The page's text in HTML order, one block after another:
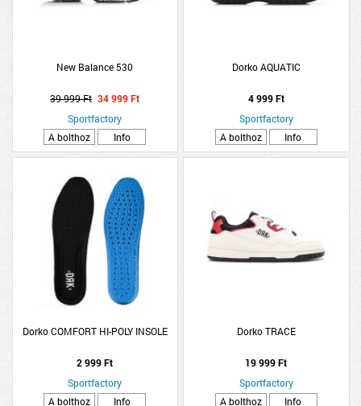
New Balance 530
39 999 Ft 34 999 Ft
Sportfactory
A bolthoz
Info
Dorko AQUATIC
4 999 Ft
Sportfactory
A bolthoz
Info
Dorko COMFORT HI-POLY INSOLE
2 999 Ft
Sportfactory
A bolthoz
Info
Dorko TRACE
19 999 Ft
Sportfactory
A bolthoz
Info